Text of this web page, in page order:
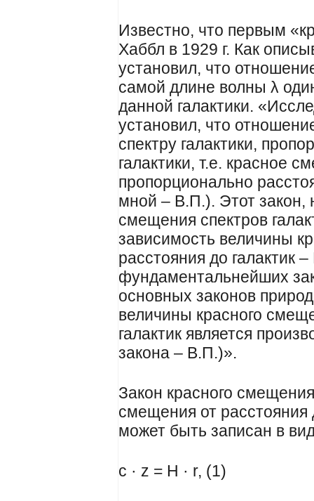
Известно, что первым
Хаббл в 1929 г. Как
установил, что
самой длине волны λ
данной галактики.
установил, что
спектру галактики,
галактики, т.е. красное
пропорционально
мной – В.П.). Этот закон,
смещения спектров
зависимость величины
расстояния до галактик
фундаментальнейших
основных законов
величины красного
галактик является
закона – В.П.)».
Закон красного
смещения от
может быть записан в
c · z = H · r, (1)